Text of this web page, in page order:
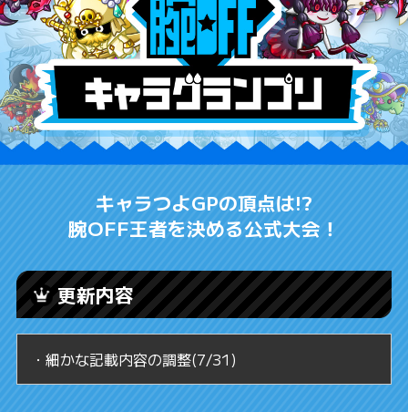
キャラつよGPの頂点は!?
腕OFF王者を決める公式大会！
更新内容
・細かな記載内容の調整(7/31)